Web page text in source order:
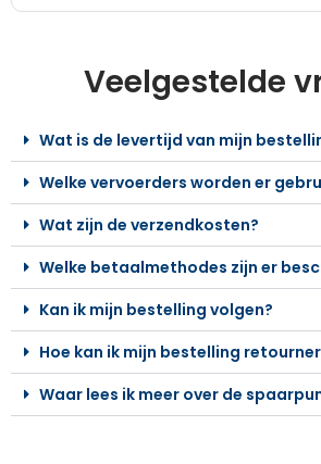
Veelgestelde
Wat is de levertijd van mijn
Welke vervoerders worden er
Wat zijn de verzendkosten?
Welke betaalmethodes zijn er
Kan ik mijn bestelling volgen?
Hoe kan ik mijn bestelling
Waar lees ik meer over de